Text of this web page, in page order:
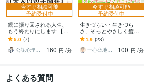
今すぐ相談可能
予約受付中
親に振り回される人生、
もう終わりにします 【大
人の親子関係】自分を生
き直すために、今こそ心
を取り戻す！
5.0 (7)
公認心理師わんタロパパ
160 円 /分
今すぐ相談可能
予約受付中
生きづらい・生きづら
さ、そっとやさしく癒し
ます インナーチャイルド/
毒親/親子人間関係の悩み/
カウンセリング
4.9 (23)
一心♧地球に少し馴染みにくいカウンセラー
100 円 /分
よくある質問